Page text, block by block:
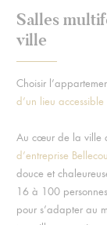
Salles
ville
Choisir
d’un lieu
Au cœur de la ville
d’entreprise
douce et
16 à 100
pour s’adapter au